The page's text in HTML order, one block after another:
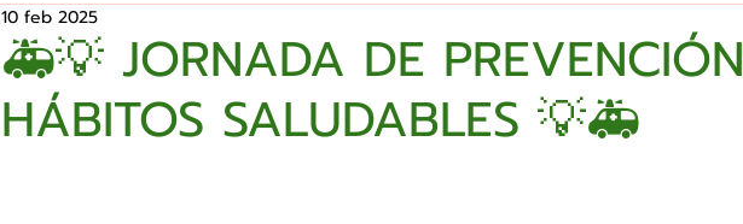
🚑💡 JORNADA DE
HÁBITOS SALUDABLES 💡🚑
10 feb 2025